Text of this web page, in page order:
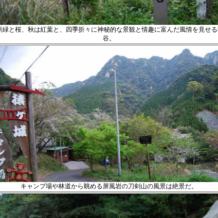
緑と桜、秋は紅葉と、四季折々に神秘的な景観と情趣に富んだ風情を見せ
谷。
キャンプ場や林道から眺める屏風岩の刀剣山の風景は絶景だ。